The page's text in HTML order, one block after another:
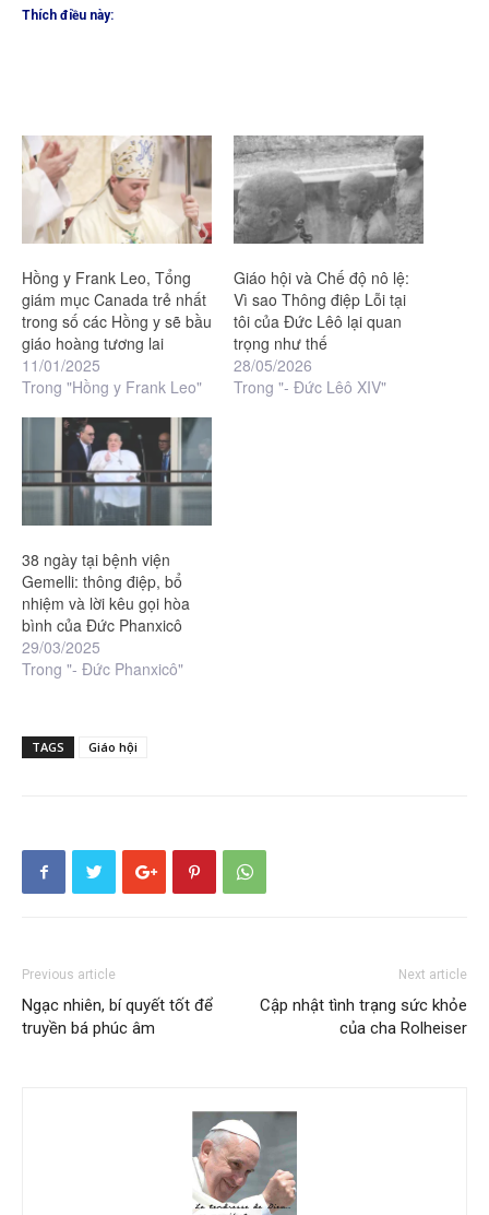
Thích điều này:
Hồng y Frank Leo, Tổng
giám mục Canada trẻ nhất
trong số các Hồng y sẽ bầu
giáo hoàng tương lai
11/01/2025
Trong "Hồng y Frank Leo"
Giáo hội và Chế độ nô lệ:
Vì sao Thông điệp Lỗi tại
tôi của Đức Lêô lại quan
trọng như thế
28/05/2026
Trong "- Đức Lêô XIV"
38 ngày tại bệnh viện
Gemelli: thông điệp, bổ
nhiệm và lời kêu gọi hòa
bình của Đức Phanxicô
29/03/2025
Trong "- Đức Phanxicô"
TAGS Giáo hội
Previous article
Ngạc nhiên, bí quyết tốt để
truyền bá phúc âm
Next article
Cập nhật tình trạng sức khỏe
của cha Rolheiser